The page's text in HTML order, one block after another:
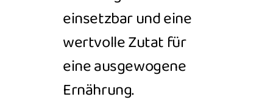
einsetzbar und eine
wertvolle Zutat für
eine ausgewogene
Ernährung.